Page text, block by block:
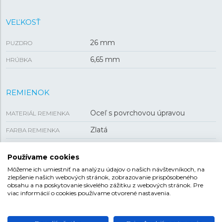
VEĽKOSŤ
PUZDRO 26 mm
HRÚBKA 6,65 mm
REMIENOK
MATERIÁL REMIENKA Oceľ s povrchovou úpravou
FARBA REMIENKA Zlatá
Používame cookies
Môžeme ich umiestniť na analýzu údajov o našich návštevníkoch, na
zlepšenie našich webových stránok, zobrazovanie prispôsobeného
obsahu a na poskytovanie skvelého zážitku z webových stránok. Pre
viac informácií o cookies používame otvorené nastavenia.